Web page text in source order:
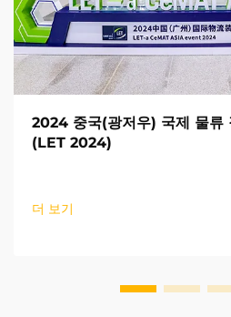
2024 중국(광저우) 국제 물류
(LET 2024)
더 보기